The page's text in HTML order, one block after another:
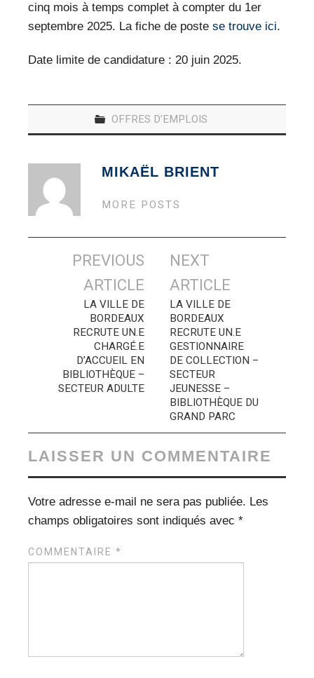
OFFRES D’EMPLOIS
cinq mois à temps complet à compter du 1er
septembre 2025. La fiche de postese trouve ici.
Date limite de candidature : 20 juin 2025.
OFFRES D'EMPLOIS
MIKAËL BRIENT
MORE POSTS
Navigation
articles
PREVIOUS
ARTICLE
LA VILLE DE
BORDEAUX
RECRUTE UN.E
CHARGÉ.E
D’ACCUEIL EN
BIBLIOTHÈQUE –
SECTEUR ADULTE
NEXT
ARTICLE
LA VILLE DE
BORDEAUX
RECRUTE UN.E
GESTIONNAIRE
DE COLLECTION –
SECTEUR
JEUNESSE –
BIBLIOTHÈQUE DU
GRAND PARC
LAISSER UN COMMENTAIRE
Votre adresse e-mail ne sera pas publiée. Les
champs obligatoires sont indiqués avec*
COMMENTAIRE*